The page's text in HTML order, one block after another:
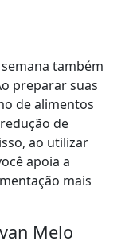
também
preparar suas
de alimentos
de
ao utilizar
apoia a
mais
Melo